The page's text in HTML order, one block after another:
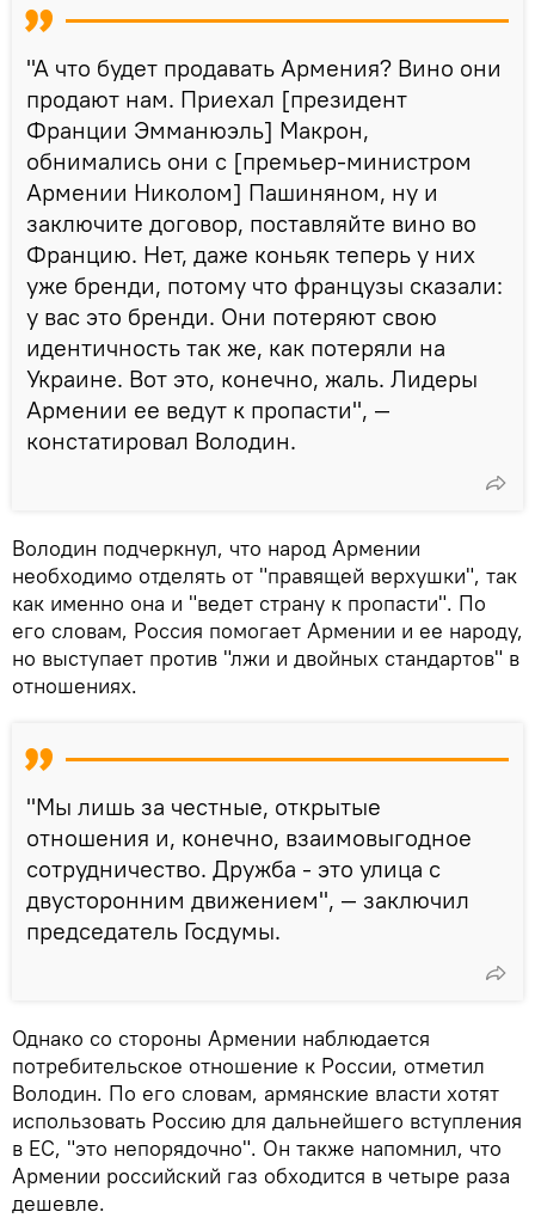
"А что будет продавать Армения? Вино они
продают нам. Приехал [президент
Франции Эмманюэль] Макрон,
обнимались они с [премьер-министром
Армении Николом] Пашиняном, ну и
заключите договор, поставляйте вино во
Францию. Нет, даже коньяк теперь у них
уже бренди, потому что французы сказали:
у вас это бренди. Они потеряют свою
идентичность так же, как потеряли на
Украине. Вот это, конечно, жаль. Лидеры
Армении ее ведут к пропасти", —
констатировал Володин.
Володин подчеркнул, что народ Армении
необходимо отделять от "правящей верхушки", так
как именно она и "ведет страну к пропасти". По
его словам, Россия помогает Армении и ее народу,
но выступает против "лжи и двойных стандартов" в
отношениях.
"Мы лишь за честные, открытые
отношения и, конечно, взаимовыгодное
сотрудничество. Дружба - это улица с
двусторонним движением", — заключил
председатель Госдумы.
Однако со стороны Армении наблюдается
потребительское отношение к России, отметил
Володин. По его словам, армянские власти хотят
использовать Россию для дальнейшего вступления
в ЕС, "это непорядочно". Он также напомнил, что
Армении российский газ обходится в четыре раза
дешевле.